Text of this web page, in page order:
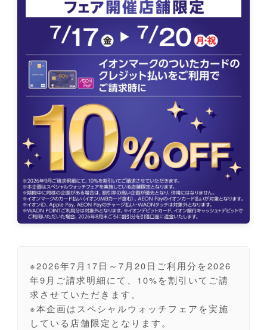
※2026年7月17日～7月20日ご利用分を2026
年9月ご請求明細にて、10%を割引いてご請
求させていただきます。
※本企画はスペシャルウォッチフェアを実施
している店舗限定となります。